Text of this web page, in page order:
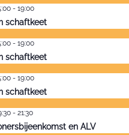
- 19:00
schaftkeet
- 19:00
schaftkeet
- 19:00
schaftkeet
- 21:30
en ALV